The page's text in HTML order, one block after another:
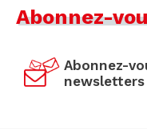
Abonnez-
Abonnez-
newsletters